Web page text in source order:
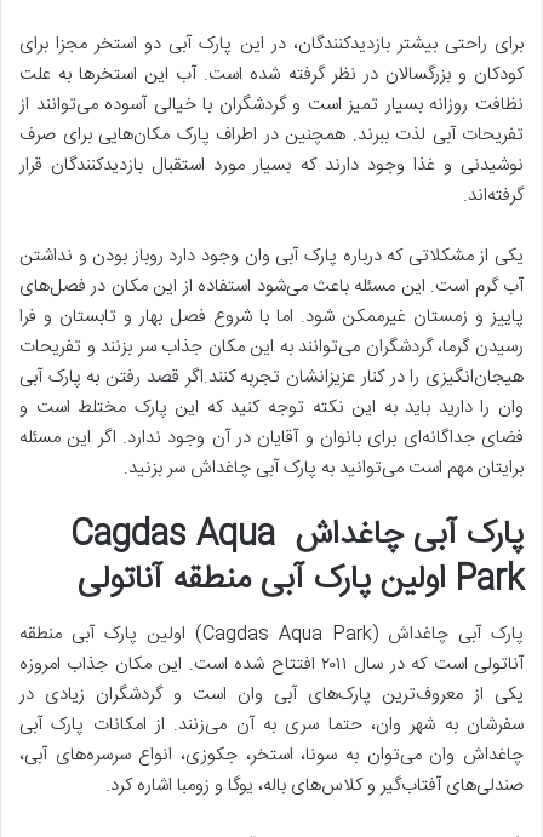
برای راحتی بیشتر بازدیدکنندگان، در این پارک آبی دو استخر مجزا برای
کودکان و بزرگسالان در نظر گرفته شده است. آب این استخرها به علت
نظافت روزانه بسیار تمیز است و گردشگران با خیالی آسوده می‌توانند از
تفریحات آبی لذت ببرند. همچنین در اطراف پارک مکان‌هایی برای صرف
نوشیدنی و غذا وجود دارند که بسیار مورد استقبال بازدیدکنندگان قرار
گرفته‌اند.
یکی از مشکلاتی که درباره پارک آبی وان وجود دارد روباز بودن و نداشتن
آب گرم است. این مسئله باعث می‌شود استفاده از این مکان در فصل‌های
پاییز و زمستان غیرممکن شود. اما با شروع فصل بهار و تابستان و فرا
رسیدن گرما، گردشگران می‌توانند به این مکان جذاب سر بزنند و تفریحات
هیجان‌انگیزی را در کنار عزیزانشان تجربه کنند.اگر قصد رفتن به پارک آبی
وان را دارید باید به این نکته توجه کنید که این پارک مختلط است و
فضای جداگانه‌ای برای بانوان و آقایان در آن وجود ندارد. اگر این مسئله
برایتان مهم است می‌توانید به پارک آبی چاغداش سر بزنید.
پارک آبی چاغداش Cagdas Aqua
Park اولین پارک آبی منطقه آناتولی
پارک آبی چاغداش (Cagdas Aqua Park) اولین پارک آبی منطقه
آناتولی است که در سال ۲۰۱۱ افتتاح شده است. این مکان جذاب امروزه
یکی از معروف‌ترین پارک‌های آبی وان است و گردشگران زیادی در
سفرشان به شهر وان، حتما سری به آن می‌زنند. از امکانات پارک آبی
چاغداش وان می‌توان به سونا، استخر، جکوزی، انواع سرسره‌های آبی،
صندلی‌های آفتاب‌گیر و کلاس‌های باله، یوگا و زومبا اشاره کرد.